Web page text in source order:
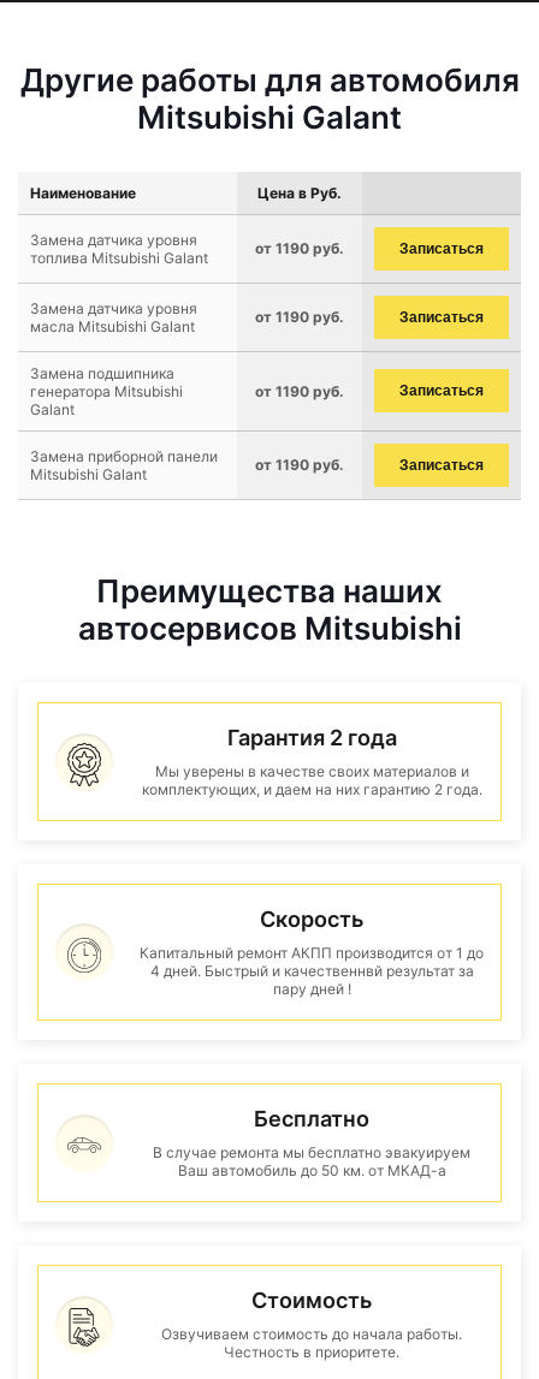
Другие работы для автомобиля
Mitsubishi Galant
Наименование Цена в Руб.
Замена датчика уровня
топлива Mitsubishi Galant
от 1190 руб. Записаться
Замена датчика уровня
масла Mitsubishi Galant
от 1190 руб. Записаться
Замена подшипника
генератора Mitsubishi
Galant
от 1190 руб. Записаться
Замена приборной панели
Mitsubishi Galant
от 1190 руб. Записаться
Преимущества наших
автосервисов Mitsubishi
Гарантия 2 года
Мы уверены в качестве своих материалов и
комплектующих, и даем на них гарантию 2 года.
Скорость
Капитальный ремонт АКПП производится от 1 до
4 дней. Быстрый и качественнвй результат за
пару дней !
Бесплатно
В случае ремонта мы бесплатно эвакуируем
Ваш автомобиль до 50 км. от МКАД-а
Стоимость
Озвучиваем стоимость до начала работы.
Честность в приоритете.